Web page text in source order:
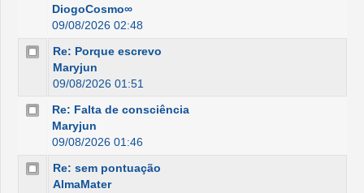
DiogoCosmo∞
09/08/2026 02:48
Re: Porque escrevo
Maryjun
09/08/2026 01:51
Re: Falta de consciência
Maryjun
09/08/2026 01:46
Re: sem pontuação
AlmaMater